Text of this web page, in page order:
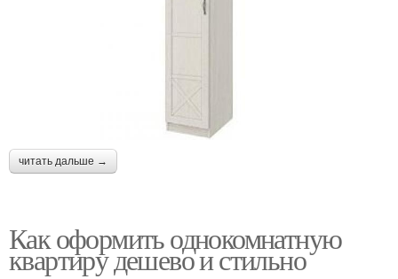
читать дальше →
Как оформить однокомнатную
квартиру дешево и стильно